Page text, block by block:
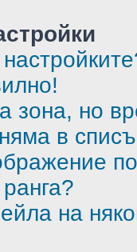
зона, но
в
на